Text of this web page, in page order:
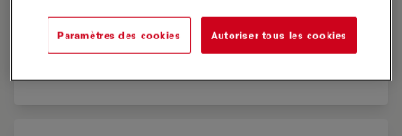
Leica LED5000 HDI™ : Pas de reflets et lumière à
Paramètres des cookies Autoriser tous les cookies